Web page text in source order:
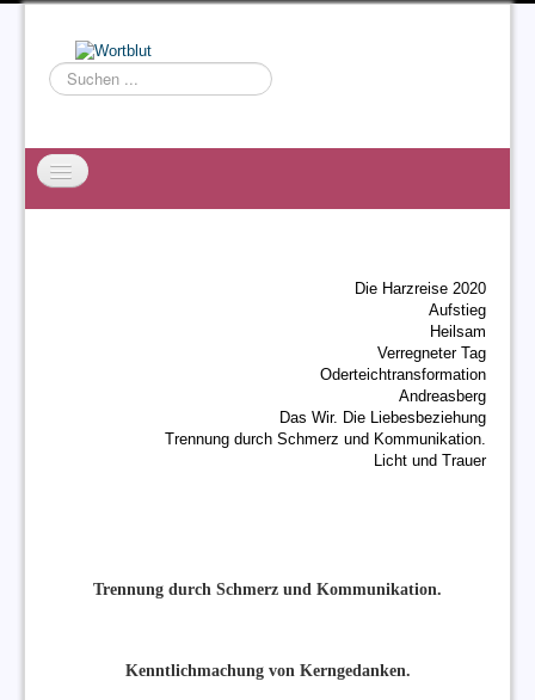
Suchen
...
Die Harzreise 2020
Aufstieg
Heilsam
Verregneter Tag
Oderteichtransformation
Andreasberg
Das Wir. Die Liebesbeziehung
Trennung durch Schmerz und Kommunikation.
Licht und Trauer
Trennung durch Schmerz und Kommunikation.
Kenntlichmachung von Kerngedanken.